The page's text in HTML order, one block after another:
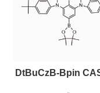
DtBuCzB-Bpin CAS号：